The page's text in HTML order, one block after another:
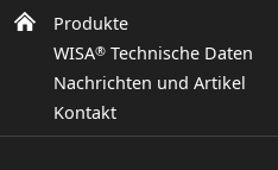
Produkte
WISA® Technische Daten
Nachrichten und Artikel
Kontakt